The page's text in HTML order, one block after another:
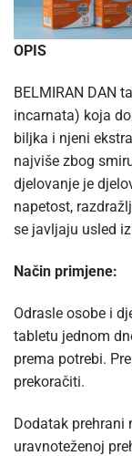
OPIS
BELMIRAN DAN
incarnata) koja
biljka i njeni
najviše zbog
djelovanje je
napetost,
se javljaju usled
Način primjene:
Odrasle osobe i
tabletu jednom
prema potrebi.
prekoračiti.
Dodatak prehrani
uravnoteženoj